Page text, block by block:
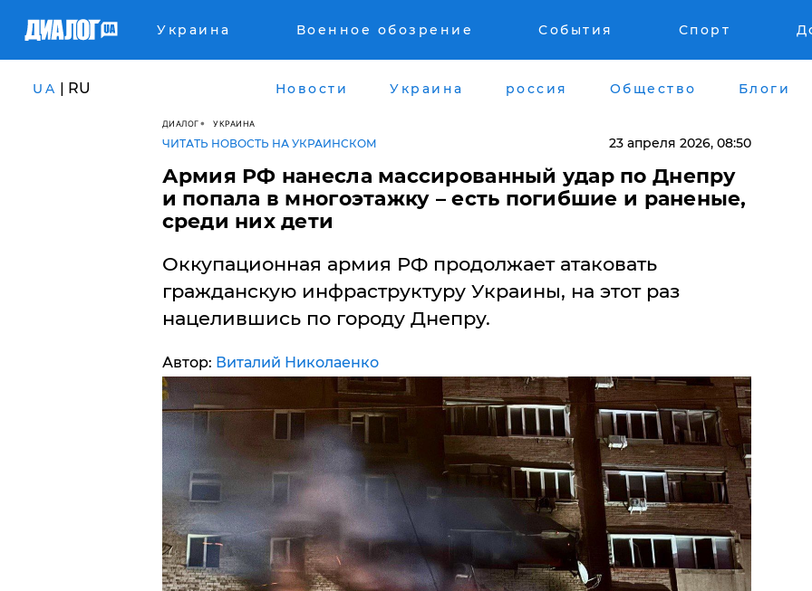
Украина Военное обозрение События Спорт
UA | RU Новости Украина россия Общество Блоги
ДИАЛОГ УКРАИНА
ЧИТАТЬ НОВОСТЬ НА УКРАИНСКОМ 23 апреля 2026, 08:50
Армия РФ нанесла массированный удар по Днепру
и попала в многоэтажку – есть погибшие и раненые,
среди них дети
Оккупационная армия РФ продолжает атаковать
гражданскую инфраструктуру Украины, на этот раз
нацелившись по городу Днепру.
Автор: Виталий Николаенко